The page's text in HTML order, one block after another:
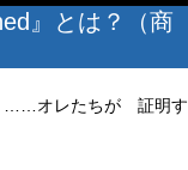
』とは？（商
……オレたちが 証明す